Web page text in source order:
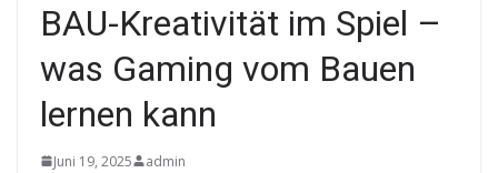
BAU-Kreativität im Spiel –
was Gaming vom Bauen
lernen kann
Juni 19, 2025 admin